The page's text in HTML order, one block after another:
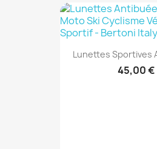
Lunettes Sportives
45,00 €